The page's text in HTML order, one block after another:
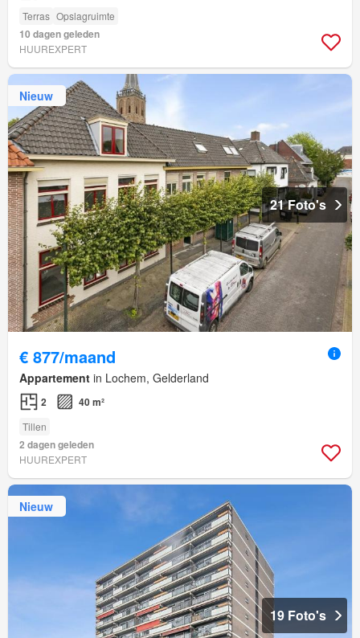
Terras Opslagruimte
10 dagen geleden
HUUREXPERT
Nieuw
21 Foto's
€ 877/maand
Appartement in Lochem, Gelderland
2 40 m²
Tillen
2 dagen geleden
HUUREXPERT
Nieuw
19 Foto's